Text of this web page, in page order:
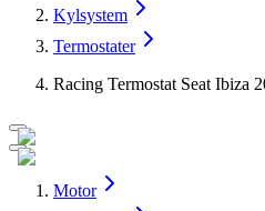
Kylsystem
Termostater
Racing Termostat Seat Ibiza
Motor